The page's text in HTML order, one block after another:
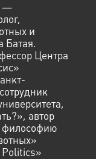
—
и
Батая.
Центра
автор
философию
Politics»